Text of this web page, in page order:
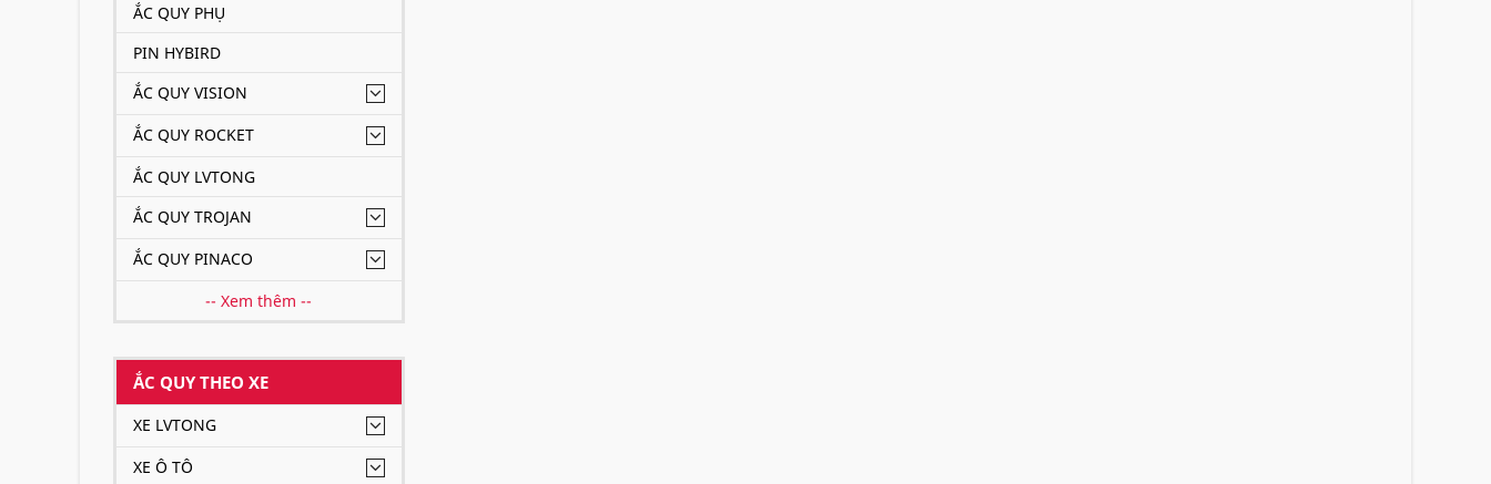
ẮC QUY PHỤ
PIN HYBIRD
ẮC QUY VISION
ẮC QUY ROCKET
ẮC QUY LVTONG
ẮC QUY TROJAN
ẮC QUY PINACO
-- Xem thêm --
ẮC QUY THEO XE
XE LVTONG
XE Ô TÔ